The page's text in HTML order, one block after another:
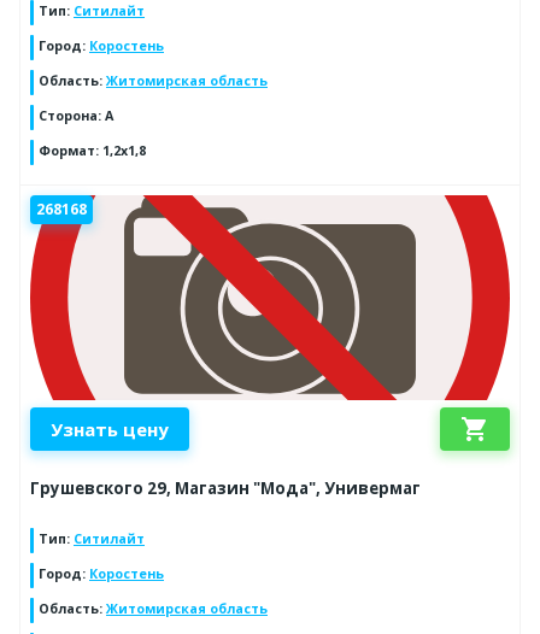
Тип: Ситилайт
Город: Коростень
Область: Житомирская область
Сторона: А
Формат: 1,2х1,8
268168
Узнать цену shopping_cart
Грушевского 29, Магазин "Мода", Универмаг
Тип: Ситилайт
Город: Коростень
Область: Житомирская область